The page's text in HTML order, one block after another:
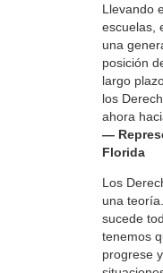
Llevando
escuelas,
una
posición
largo
los
ahora
—
Florida
Los
una
sucede
tenemos
progrese